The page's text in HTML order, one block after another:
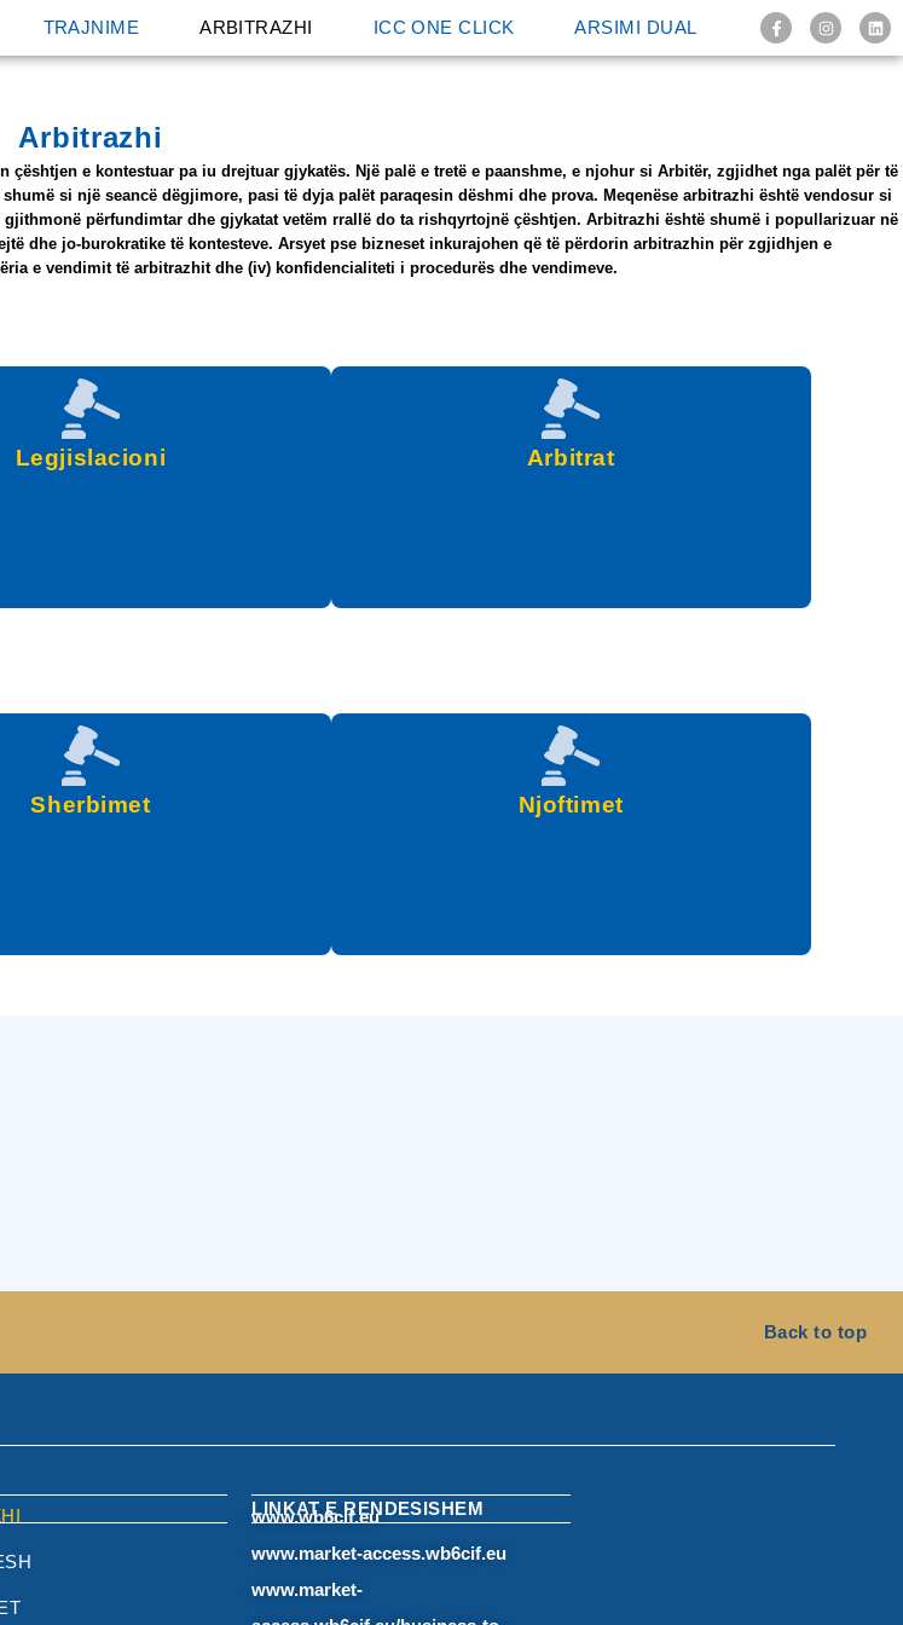
TRAJNIME ARBITRAZHI ICC ONE CLICK ARSIMI DUAL
Arbitrazhi
e kontestuar pa iu drejtuar gjykatës. Një palë e tretë e paanshme, e njohur si Arbitër, zgjidhet nga palët për të
si një seancë dëgjimore, pasi të dyja palët paraqesin dëshmi dhe prova. Meqenëse arbitrazhi është vendosur si
përfundimtar dhe gjykatat vetëm rrallë do ta rishqyrtojnë çështjen. Arbitrazhi është shumë i popullarizuar në
dhe jo-burokratike të kontesteve. Arsyet pse bizneset inkurajohen që të përdorin arbitrazhin për zgjidhjen e
e vendimit të arbitrazhit dhe (iv) konfidencialiteti i procedurës dhe vendimeve.
Legjislacioni Arbitrat
Sherbimet Njoftimet
Back to top
LINKAT E RENDESISHEM
www.wb6cif.eu
www.market-access.wb6cif.eu
www.market-